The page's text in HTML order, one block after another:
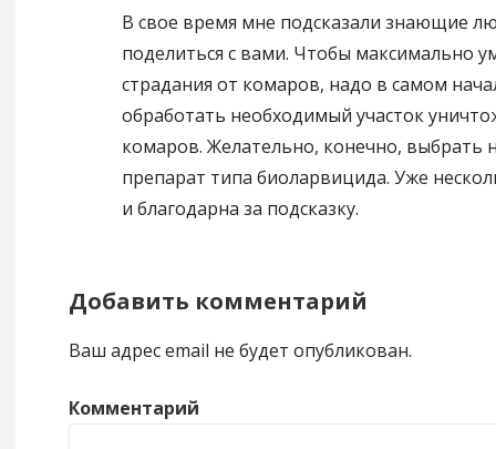
В свое время мне подсказали знающие
поделиться с вами. Чтобы максимально
страдания от комаров, надо в самом
обработать необходимый участок
комаров. Желательно, конечно, выбрать
препарат типа биоларвицида. Уже
и благодарна за подсказку.
Добавить комментарий
Ваш адрес email не будет опубликован.
Комментарий